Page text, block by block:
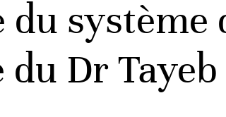
du système
du Dr